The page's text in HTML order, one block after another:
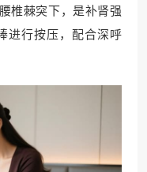
椎棘突下，是补肾强
进行按压，配合深呼